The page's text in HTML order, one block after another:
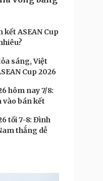
kết ASEAN Cup
sáng, Việt
Cup 2026
hôm nay 7/8:
vào bán kết
tối 7-8: Đình
thắng dễ